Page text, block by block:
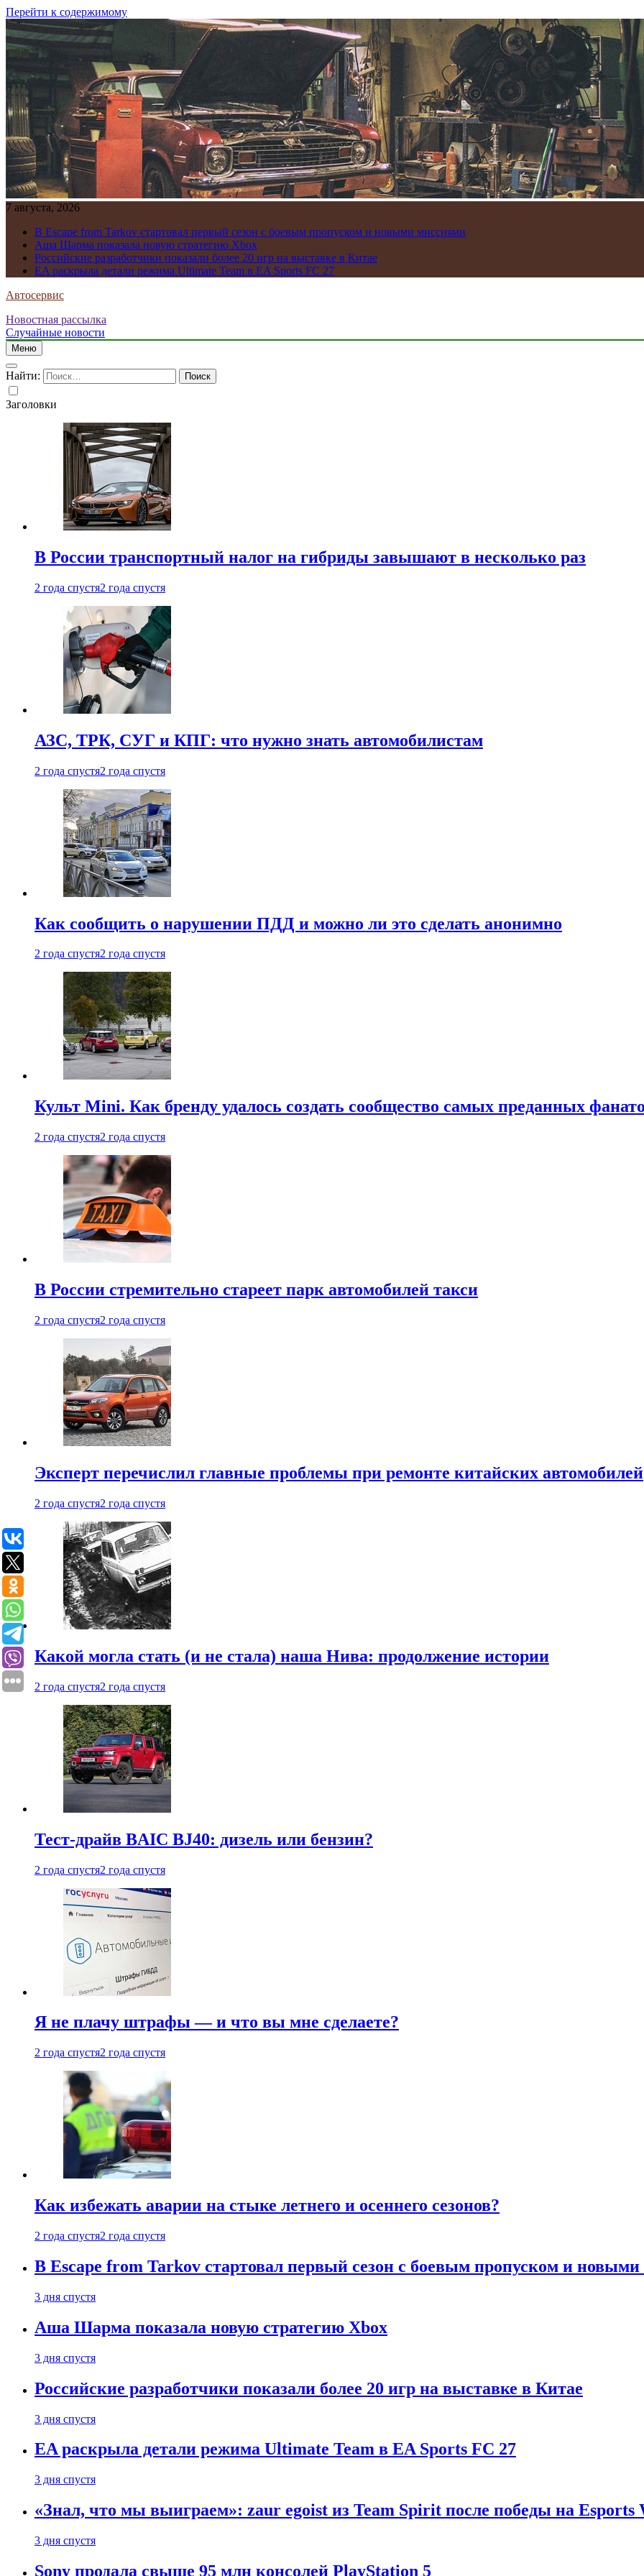
Перейти к содержимому
7 августа, 2026
В Escape from Tarkov стартовал первый сезон с боевым пропуском и новыми миссиями
Аша Шарма показала новую стратегию Xbox
Российские разработчики показали более 20 игр на выставке в Китае
EA раскрыла детали режима Ultimate Team в EA Sports FC 27
Автосервис
Новостная рассылка
Случайные новости
Меню
Найти:
Заголовки
В России транспортный налог на гибриды завышают в несколько раз
2 года спустя2 года спустя
АЗС, ТРК, СУГ и КПГ: что нужно знать автомобилистам
2 года спустя2 года спустя
Как сообщить о нарушении ПДД и можно ли это сделать анонимно
2 года спустя2 года спустя
Культ Mini. Как бренду удалось создать сообщество самых преданных
2 года спустя2 года спустя
В России стремительно стареет парк автомобилей такси
2 года спустя2 года спустя
Эксперт перечислил главные проблемы при ремонте китайских автомобилей
2 года спустя2 года спустя
Какой могла стать (и не стала) наша Нива: продолжение истории
2 года спустя2 года спустя
Тест-драйв BAIC BJ40: дизель или бензин?
2 года спустя2 года спустя
Я не плачу штрафы — и что вы мне сделаете?
2 года спустя2 года спустя
Как избежать аварии на стыке летнего и осеннего сезонов?
2 года спустя2 года спустя
В Escape from Tarkov стартовал первый сезон с боевым пропуском и
3 дня спустя
Аша Шарма показала новую стратегию Xbox
3 дня спустя
Российские разработчики показали более 20 игр на выставке в Китае
3 дня спустя
EA раскрыла детали режима Ultimate Team в EA Sports FC 27
3 дня спустя
«Знал, что мы выиграем»: zaur egoist из Team Spirit после победы на Esports
3 дня спустя
Sony продала свыше 95 млн консолей PlayStation 5